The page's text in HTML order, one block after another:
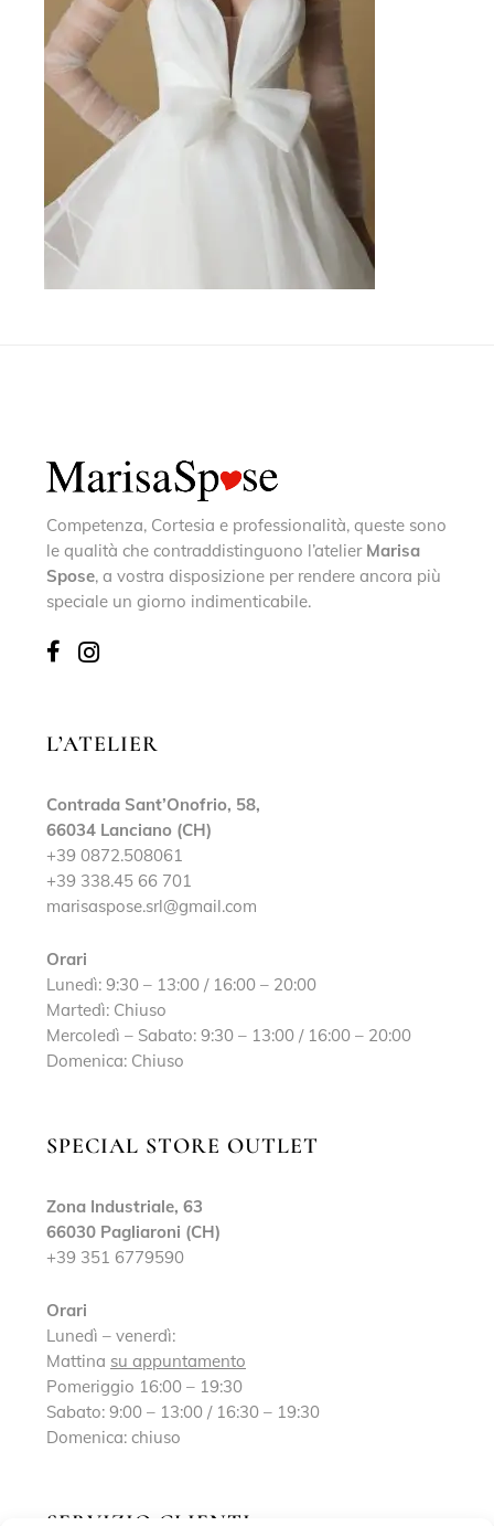
Competenza, Cortesia e professionalità, queste sono
le qualità che contraddistinguono l’atelier Marisa
Spose, a vostra disposizione per rendere ancora più
speciale un giorno indimenticabile.
L’ATELIER
Contrada Sant’Onofrio, 58,
66034 Lanciano (CH)
+39 0872.508061
+39 338.45 66 701
marisaspose.srl@gmail.com
Orari
Lunedì: 9:30 – 13:00 / 16:00 – 20:00
Martedì: Chiuso
Mercoledì – Sabato: 9:30 – 13:00 / 16:00 – 20:00
Domenica: Chiuso
SPECIAL STORE OUTLET
Zona Industriale, 63
66030 Pagliaroni (CH)
+39 351 6779590
Orari
Lunedì – venerdì:
Mattina su appuntamento
Pomeriggio 16:00 – 19:30
Sabato: 9:00 – 13:00 / 16:30 – 19:30
Domenica: chiuso